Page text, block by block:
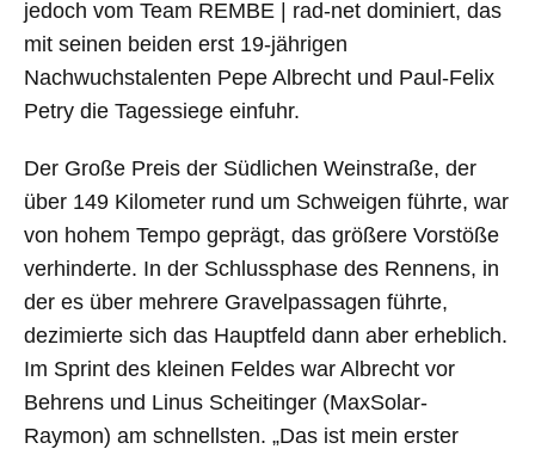
jedoch vom Team REMBE | rad-net dominiert, das
mit seinen beiden erst 19-jährigen
Nachwuchstalenten Pepe Albrecht und Paul-Felix
Petry die Tagessiege einfuhr.
Der Große Preis der Südlichen Weinstraße, der
über 149 Kilometer rund um Schweigen führte, war
von hohem Tempo geprägt, das größere Vorstöße
verhinderte. In der Schlussphase des Rennens, in
der es über mehrere Gravelpassagen führte,
dezimierte sich das Hauptfeld dann aber erheblich.
Im Sprint des kleinen Feldes war Albrecht vor
Behrens und Linus Scheitinger (MaxSolar-
Raymon) am schnellsten. „Das ist mein erster